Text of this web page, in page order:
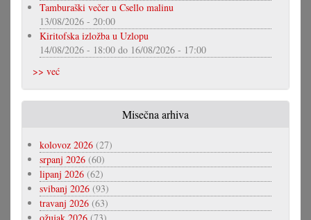
Tamburaški večer u Csello malinu
13/08/2026 - 20:00
Kiritofska izložba u Uzlopu
14/08/2026 - 18:00 do 16/08/2026 - 17:00
>> već
Misečna arhiva
kolovoz 2026 (27)
srpanj 2026 (60)
lipanj 2026 (62)
svibanj 2026 (93)
travanj 2026 (63)